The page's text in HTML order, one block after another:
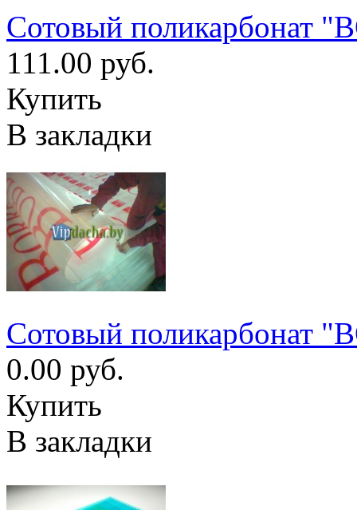
Cотовый поликарбонат
111.00 руб.
Купить
В закладки
Cотовый поликарбонат
0.00 руб.
Купить
В закладки